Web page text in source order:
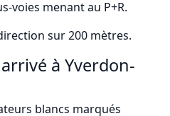
voies menant au P+R.
sur 200 mètres.
à Yverdon-
blancs marqués